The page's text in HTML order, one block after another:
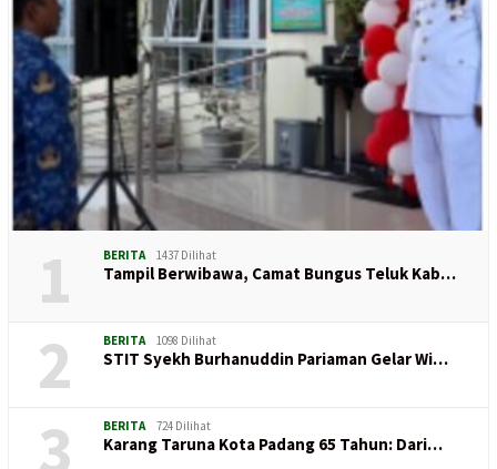
1 BERITA 1437 Dilihat
Tampil Berwibawa, Camat Bungus Teluk Kab…
2 BERITA 1098 Dilihat
STIT Syekh Burhanuddin Pariaman Gelar Wi…
3 BERITA 724 Dilihat
Karang Taruna Kota Padang 65 Tahun: Dari…